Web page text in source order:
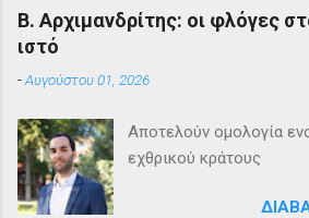
Β. Αρχιμανδρίτης: οι φλόγες
ιστό
-Αυγούστου 01, 2026
Αποτελούν ομολογία
εχθρικού κράτους